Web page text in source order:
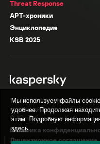
Threat Response
APT-хроники
Энциклопедия
KSB 2025
* Facebook, Instagram, WhatsApp,
признанной экстремистской
© АО «Лаборатория
Политика
Лицензионное соглашение
Мы используем файлы
удобнее. Продолжая
этим. Подробную
здесь.